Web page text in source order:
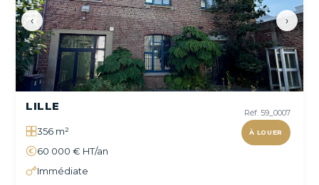
‹ ›
Réf. 59_0007
À LOUER
LILLE
356 m²
60 000 € HT/an
Immédiate